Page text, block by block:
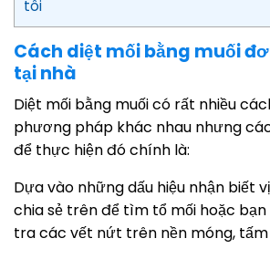
tôi
Cách diệt mối bằng muối
tại nhà
Diệt mối bằng muối có rất nhiều
phương pháp khác nhau nhưng
để thực hiện đó chính là:
Dựa vào những dấu hiệu nhận biết
chia sẻ trên để tìm tổ mối hoặc
tra các vết nứt trên nền móng,